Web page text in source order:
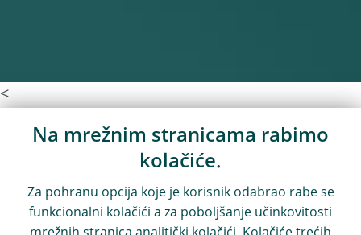
<
Na mrežnim stranicama rabimo
kolačiće.
Za pohranu opcija koje je korisnik odabrao rabe se
funkcionalni kolačići a za poboljšanje učinkovitosti